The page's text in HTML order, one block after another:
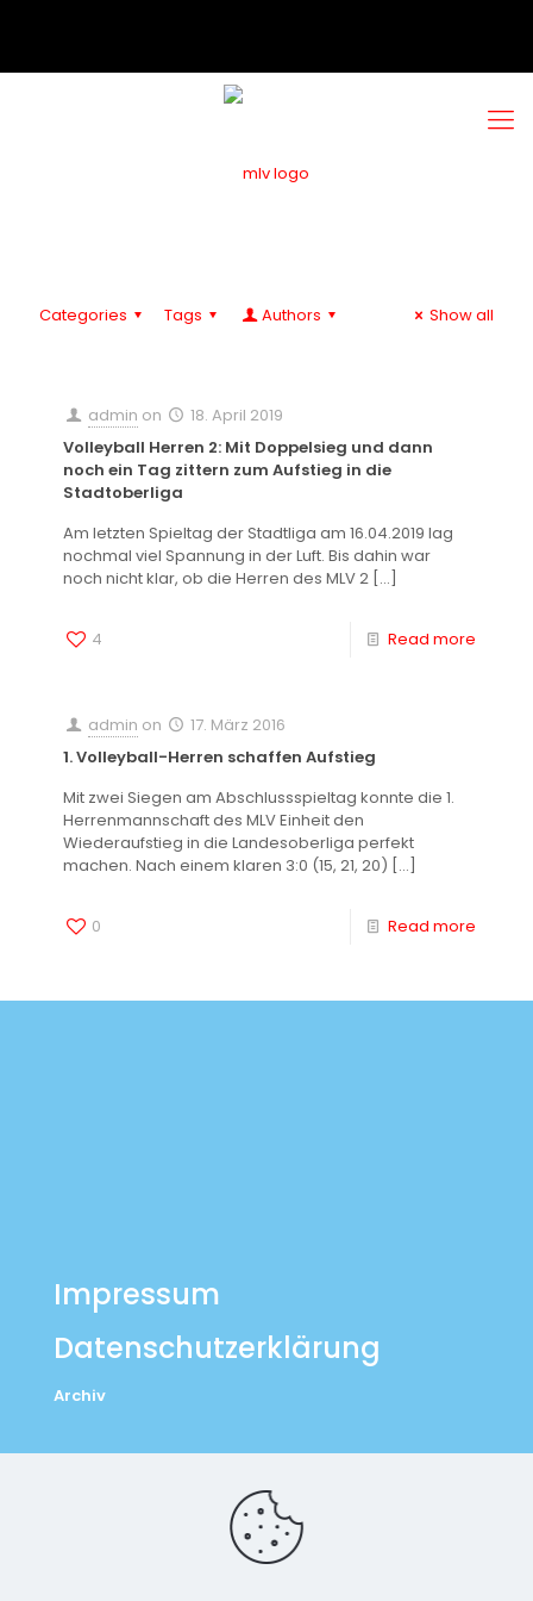
Categories Tags Authors Show all
admin on
18. April 2019
Volleyball Herren 2: Mit Doppelsieg und dann
noch ein Tag zittern zum Aufstieg in die
Stadtoberliga
Am letzten Spieltag der Stadtliga am 16.04.2019 lag
nochmal viel Spannung in der Luft. Bis dahin war
noch nicht klar, ob die Herren des MLV 2 […]
4 Read more
admin on
17. März 2016
1. Volleyball-Herren schaffen Aufstieg
Mit zwei Siegen am Abschlussspieltag konnte die 1.
Herrenmannschaft des MLV Einheit den
Wiederaufstieg in die Landesoberliga perfekt
machen. Nach einem klaren 3:0 (15, 21, 20) […]
0 Read more
Impressum
Datenschutzerklärung
Archiv